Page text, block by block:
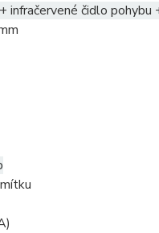
infračervené čidlo pohybu